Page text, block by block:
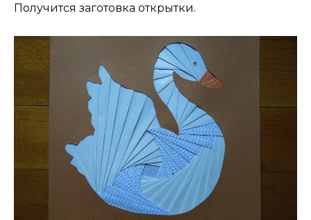
Получится заготовка открытки.